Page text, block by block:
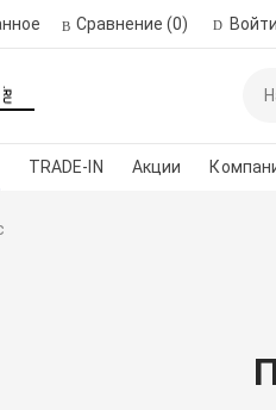
Сравнение (0) Войти
TRADE-IN Акции